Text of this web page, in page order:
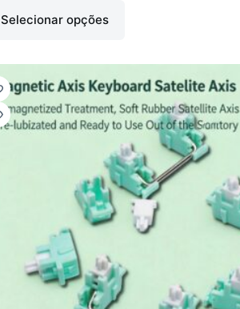
Selecionar opções